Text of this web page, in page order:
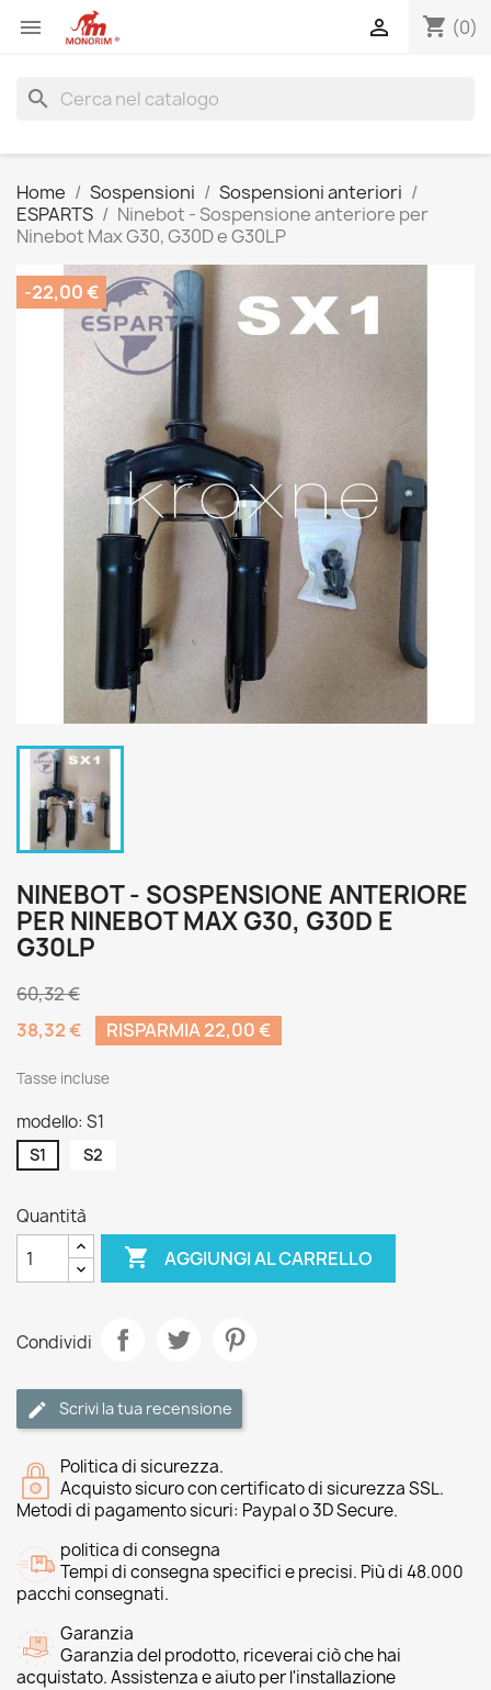
 shopping_cart (0)

search
Home Sospensioni
Sospensioni anteriori
ESPARTS
Ninebot - Sospensione anteriore per
Ninebot Max G30, G30D e G30LP
-22,00 €
NINEBOT - SOSPENSIONE ANTERIORE
PER NINEBOT MAX G30, G30D E
G30LP
60,32 €
38,32 €
RISPARMIA 22,00 €
Tasse incluse
modello: S1
S1 S2
Quantità
 AGGIUNGI AL CARRELLO
Condividi
Scrivi la tua recensione
Politica di sicurezza.
Acquisto sicuro con certificato di sicurezza SSL.
Metodi di pagamento sicuri: Paypal o 3D Secure.
politica di consegna
Tempi di consegna specifici e precisi. Più di 48.000
pacchi consegnati.
Garanzia
Garanzia del prodotto, riceverai ciò che hai
acquistato. Assistenza e aiuto per l'installazione